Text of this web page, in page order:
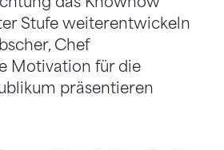
Stufe weiterentwickeln
Chef
Motivation für die
präsentieren